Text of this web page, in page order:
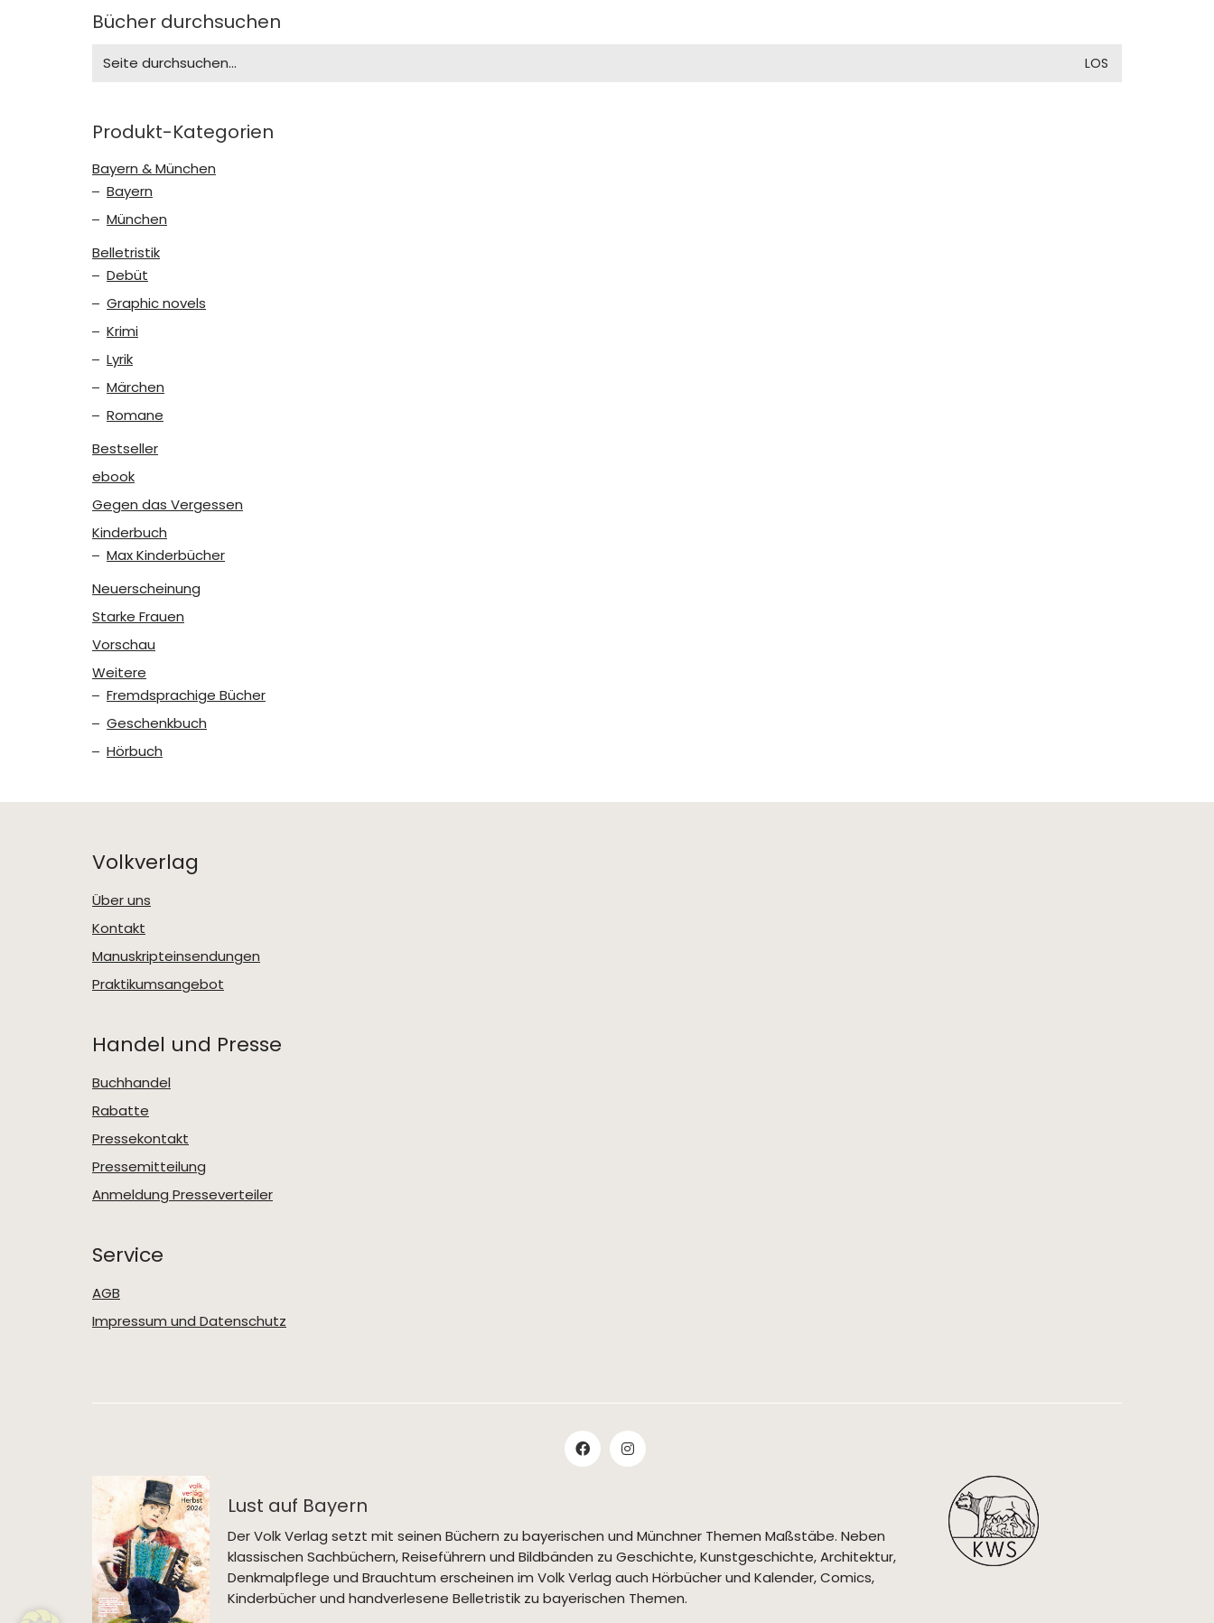
Bücher durchsuchen
for:
Produkt-Kategorien
Bayern & München
Bayern
München
Belletristik
Debüt
Graphic novels
Krimi
Lyrik
Märchen
Romane
Bestseller
ebook
Gegen das Vergessen
Kinderbuch
Max Kinderbücher
Neuerscheinung
Starke Frauen
Vorschau
Weitere
Fremdsprachige Bücher
Geschenkbuch
Hörbuch
Volkverlag
Über uns
Kontakt
Manuskripteinsendungen
Praktikumsangebot
Handel und Presse
Buchhandel
Rabatte
Pressekontakt
Pressemitteilung
Anmeldung Presseverteiler
Service
AGB
Impressum und Datenschutz
Lust auf Bayern
Der Volk Verlag setzt mit seinen Büchern zu bayerischen und Münchner Themen Maßstäbe. Neben
klassischen Sachbüchern, Reiseführern und Bildbänden zu Geschichte, Kunstgeschichte, Architektur,
Denkmalpflege und Brauchtum erscheinen im Volk Verlag auch Hörbücher und Kalender, Comics,
Kinderbücher und handverlesene Belletristik zu bayerischen Themen.